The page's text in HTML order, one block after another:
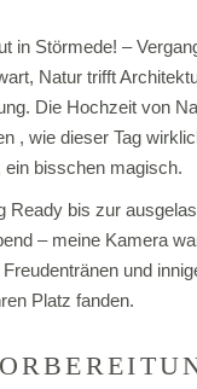
in Störmede! –
Natur trifft
Die Hochzeit von
, wie dieser Tag
ein bisschen magisch.
Ready bis zur
– meine Kamera
und
Platz fanden.